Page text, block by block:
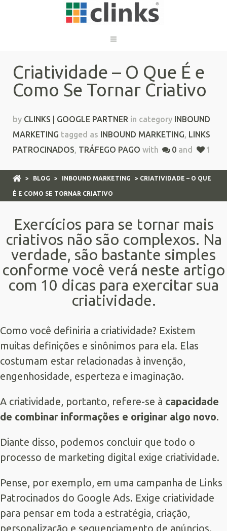
Criatividade – O Que É e
Como Se Tornar Criativo
by CLINKS | GOOGLE PARTNER in category INBOUND
MARKETING tagged as INBOUND MARKETING, LINKS
PATROCINADOS, TRÁFEGO PAGO with 0 and 1
> BLOG > INBOUND MARKETING > CRIATIVIDADE – O QUE
É E COMO SE TORNAR CRIATIVO
Exercícios para se tornar mais
criativos não são complexos. Na
verdade, são bastante simples
conforme você verá neste artigo
com 10 dicas para exercitar sua
criatividade.
Como você definiria a criatividade? Existem
muitas definições e sinônimos para ela. Elas
costumam estar relacionadas à invenção,
engenhosidade, esperteza e imaginação.
A criatividade, portanto, refere-se à capacidade
de combinar informações e originar algo novo.
Diante disso, podemos concluir que todo o
processo de marketing digital exige criatividade.
Pense, por exemplo, em uma campanha de Links
Patrocinados do Google Ads. Exige criatividade
para pensar em toda a estratégia, criação,
personalização e sequenciamento de anúncios.